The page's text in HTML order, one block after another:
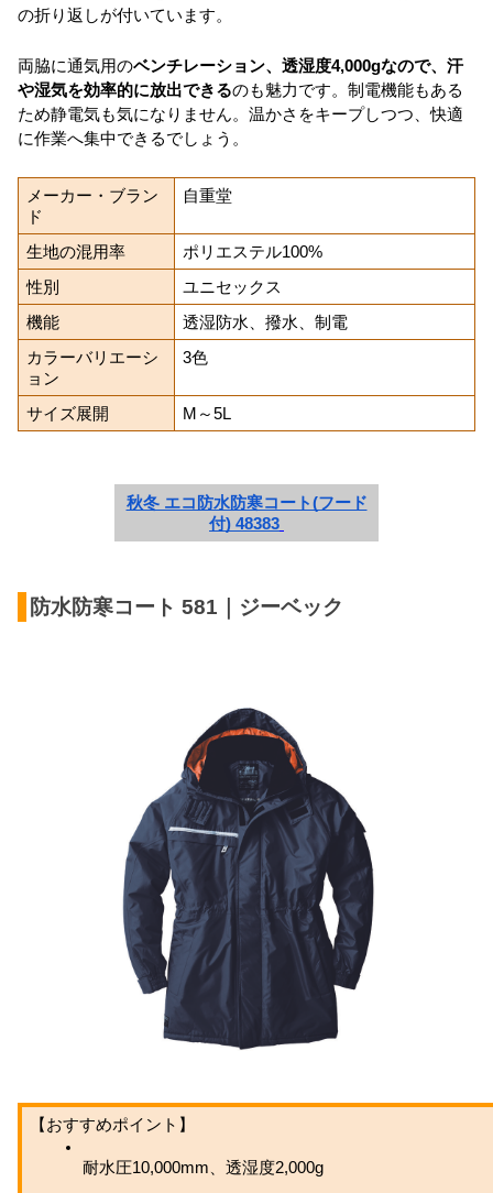
の折り返しが付いています。
両脇に通気用のベンチレーション、透湿度4,000gなので、汗
や湿気を効率的に放出できるのも魅力です。制電機能もある
ため静電気も気になりません。温かさをキープしつつ、快適
に作業へ集中できるでしょう。
メーカー・ブラン
ド
自重堂
生地の混用率
ポリエステル100%
性別
ユニセックス
機能
透湿防水、撥水、制電
カラーバリエーシ
ョン
3色
サイズ展開 M～5L
秋冬 エコ防水防寒コート(フード
付) 48383
防水防寒コート 581｜ジーベック
【おすすめポイント】
耐水圧10,000mm、透湿度2,000g